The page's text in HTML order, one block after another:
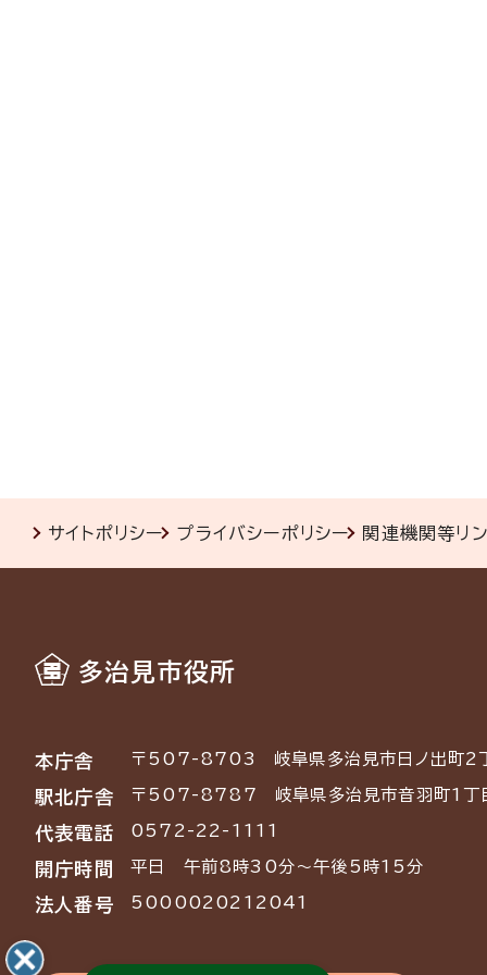
サイトポリシー プライバシーポリシー 関連機関等リ
多治見市役所
本庁舎 〒507-8703 岐阜県多治見市日ノ出町2
駅北庁舎 〒507-8787 岐阜県多治見市音羽町1
代表電話 0572-22-1111
開庁時間 平日 午前8時30分～午後5時15分
法人番号 5000020212041